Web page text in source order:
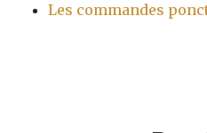
Les commandes